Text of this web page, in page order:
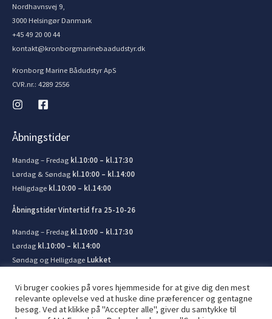
Nordhavnsvej 9,
3000 Helsingør Danmark
+45 49 20 00 44
kontakt@kronborgmarinebaadudstyr.dk
Kronborg Marine Bådudstyr ApS
CVR.nr.: 4289 2556
Åbningstider
Mandag – Fredag kl.10:00 – kl.17:30
Lørdag & Søndag kl.10:00 – kl.14:00
Helligdage kl.10:00 – kl.14:00
Åbningstider Vintertid fra 25-10-26
Mandag – Fredag kl.10:00 – kl.17:30
Lørdag kl.10:00 – kl.14:00
Søndag og Helligdage Lukket
Vi bruger cookies på vores hjemmeside for at give dig den mest
relevante oplevelse ved at huske dine præferencer og gentagne
besøg. Ved at klikke på "Accepter alle", giver du samtykke til